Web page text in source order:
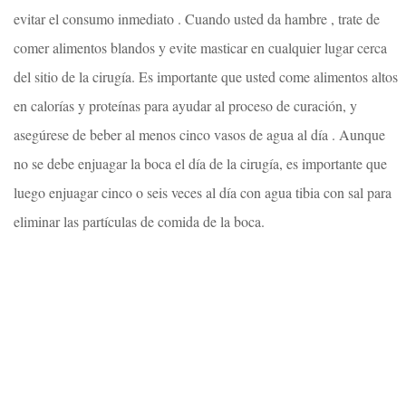
evitar el consumo inmediato . Cuando usted da hambre , trate de
comer alimentos blandos y evite masticar en cualquier lugar cerca
del sitio de la cirugía. Es importante que usted come alimentos altos
en calorías y proteínas para ayudar al proceso de curación, y
asegúrese de beber al menos cinco vasos de agua al día . Aunque
no se debe enjuagar la boca el día de la cirugía, es importante que
luego enjuagar cinco o seis veces al día con agua tibia con sal para
eliminar las partículas de comida de la boca.